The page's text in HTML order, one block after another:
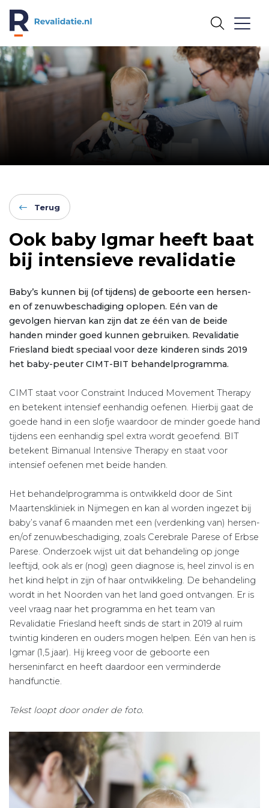
REVALIDATIE.NL
Terug
Ook baby Igmar heeft baat
bij intensieve revalidatie
Baby’s kunnen bij (of tijdens) de geboorte een hersen-
en of zenuwbeschadiging oplopen. Eén van de
gevolgen hiervan kan zijn dat ze één van de beide
handen minder goed kunnen gebruiken. Revalidatie
Friesland biedt speciaal voor deze kinderen sinds 2019
het baby-peuter CIMT-BIT behandelprogramma.
CIMT staat voor Constraint Induced Movement Therapy
en betekent intensief eenhandig oefenen. Hierbij gaat de
goede hand in een slofje waardoor de minder goede hand
tijdens een eenhandig spel extra wordt geoefend. BIT
betekent Bimanual Intensive Therapy en staat voor
intensief oefenen met beide handen.
Het behandelprogramma is ontwikkeld door de Sint
Maartenskliniek in Nijmegen en kan al worden ingezet bij
baby’s vanaf 6 maanden met een (verdenking van) hersen-
en/of zenuwbeschadiging, zoals Cerebrale Parese of Erbse
Parese. Onderzoek wijst uit dat behandeling op jonge
leeftijd, ook als er (nog) geen diagnose is, heel zinvol is en
het kind helpt in zijn of haar ontwikkeling. De behandeling
wordt in het Noorden van het land goed ontvangen. Er is
veel vraag naar het programma en het team van
Revalidatie Friesland heeft sinds de start in 2019 al ruim
twintig kinderen en ouders mogen helpen. Eén van hen is
Igmar (1,5 jaar). Hij kreeg voor de geboorte een
herseninfarct en heeft daardoor een verminderde
handfunctie.
Tekst loopt door onder de foto.